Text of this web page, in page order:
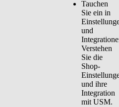
Tauchen
Sie ein in
und
Verstehen
Sie die
Shop-
und ihre
Integration
mit USM.